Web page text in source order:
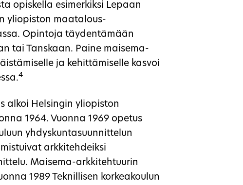
opiskella esimerkiksi Lepaan
yliopiston maatalous-
Opintoja täydentämään
tai Tanskaan. Paine maisema-
ja kehittämiselle kasvoi
4
alkoi Helsingin yliopiston
1964. Vuonna 1969 opetus
yhdyskuntasuunnittelun
arkkitehdeiksi
Maisema-arkkitehtuurin
1989 Teknillisen korkeakoulun